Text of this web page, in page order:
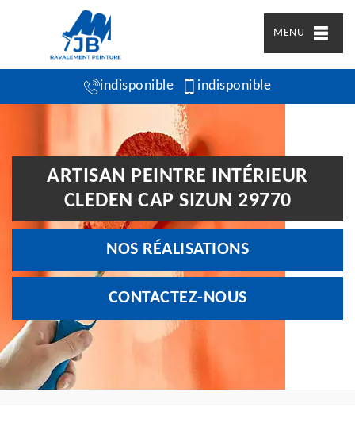
MENU
indisponible indisponible
ARTISAN PEINTRE INTÉRIEUR
CLEDEN CAP SIZUN 29770
NOS RÉALISATIONS
CONTACTEZ-NOUS